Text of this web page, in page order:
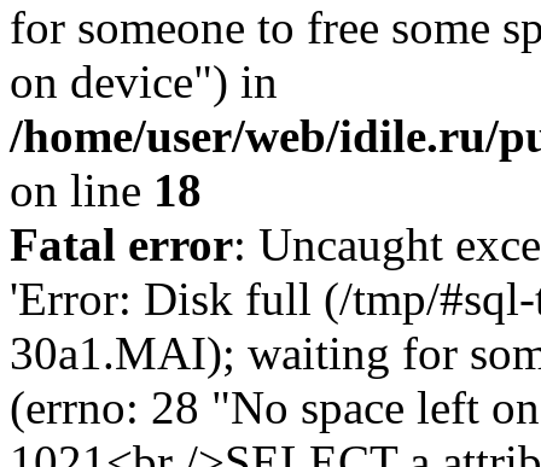
for someone to free some
on device") in
/home/user/web/idile.ru/
on line 18
Fatal error: Uncaught
'Error: Disk full (/tmp/#sql-
30a1.MAI); waiting for
(errno: 28 "No space left